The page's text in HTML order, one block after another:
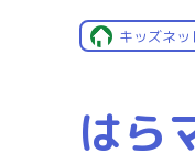
キッズネッ
はら